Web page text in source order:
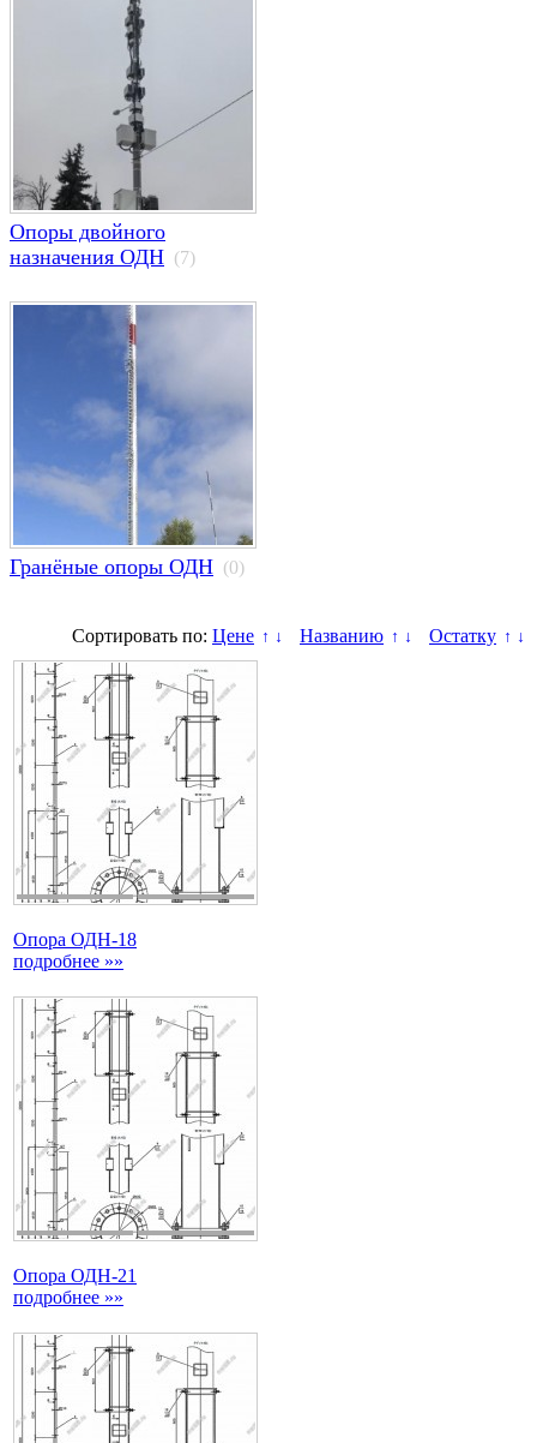
Опоры двойного
назначения ОДН (7)
Гранёные опоры ОДН (0)
Сортировать по: Цене ↑ ↓ Названию ↑ ↓ Остатку ↑ ↓
Опора ОДН-18
подробнее »»
Опора ОДН-21
подробнее »»